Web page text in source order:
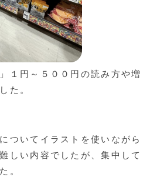
１円～５００円の読み方や増
た。
ついてイラストを使いながら
しい内容でしたが、集中して
。